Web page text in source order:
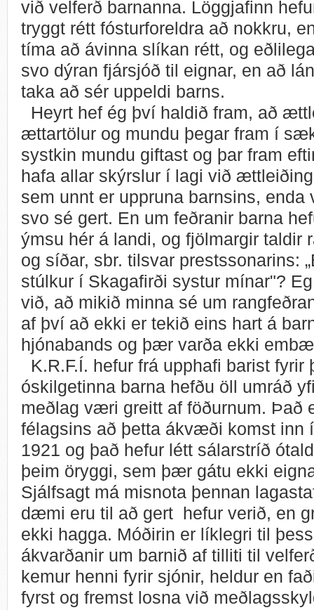
við velferð barnanna. Löggjafinn
tryggt rétt fósturforeldra að nokkru,
tíma að ávinna slíkan rétt, og
svo dýran fjársjóð til eignar, en að
taka að sér uppeldi barns.
Heyrt hef ég því haldið fram, að
ættartölur og mundu þegar fram í
systkin mundu giftast og þar fram
hafa allar skýrslur í lagi við
sem unnt er uppruna barnsins, enda
svo sé gert. En um feðranir barna
ýmsu hér á landi, og fjölmargir taldir
og síðar, sbr. tilsvar prestssonarins:
stúlkur í Skagafirði systur mínar"?
við, að mikið minna sé um
af því að ekki er tekið eins hart á
hjónabands og þær varða ekki
K.R.F.Í. hefur frá upphafi barist
óskilgetinna barna hefðu öll umráð
meðlag væri greitt af föðurnum. Það
félagsins að þetta ákvæði komst inn
1921 og það hefur létt sálarstríð
þeim öryggi, sem þær gátu ekki
Sjálfsagt má misnota þennan
dæmi eru til að gert hefur verið, en
ekki hagga. Móðirin er líklegri til
ákvarðanir um barnið af tilliti til
kemur henni fyrir sjónir, heldur en
fyrst og fremst losna við